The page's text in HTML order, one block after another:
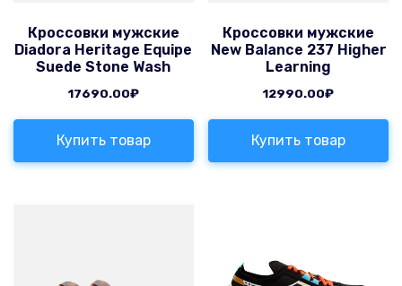
Кроссовки мужские
Diadora Heritage Equipe
Suede Stone Wash
17690.00₽
Купить товар
Кроссовки мужские
New Balance 237 Higher
Learning
12990.00₽
Купить товар